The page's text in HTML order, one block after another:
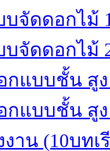
จัดดอกไม้
จัดดอกไม้
แบบชั้น สูง
แบบชั้น สูง
าน (10บทเ